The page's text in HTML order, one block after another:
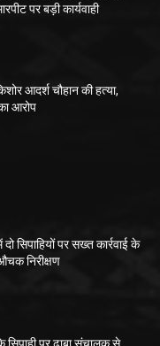
पर बड़ी कार्यवाही
आदर्श चौहान की हत्या,
आरोप
सिपाहियों पर सख्त कार्रवाई के
निरीक्षण
पर ढाबा संचालक से